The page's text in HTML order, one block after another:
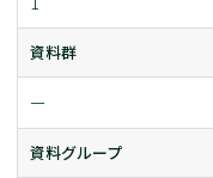
資料群
ー
資料グループ